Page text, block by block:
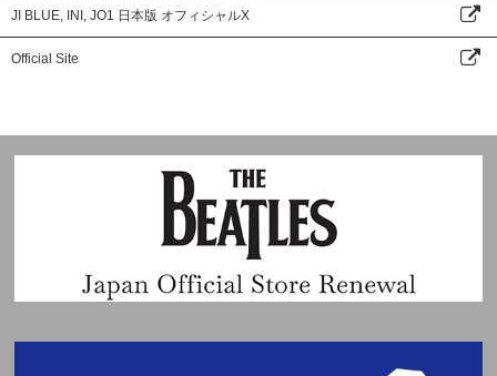
JI BLUE, INI, JO1 日本版 オフィシャルX
Official Site